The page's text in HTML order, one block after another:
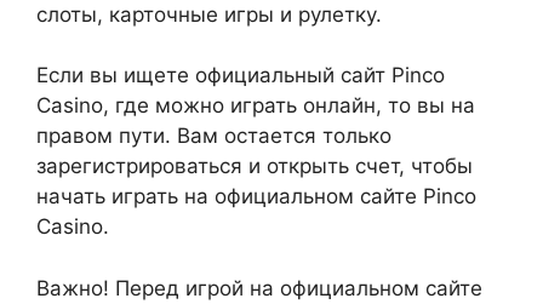
слоты, карточные игры и рулетку.
Если вы ищете официальный сайт Pinco
Casino, где можно играть онлайн, то вы на
правом пути. Вам остается только
зарегистрироваться и открыть счет, чтобы
начать играть на официальном сайте Pinco
Casino.
Важно! Перед игрой на официальном сайте